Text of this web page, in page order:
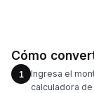
Cómo
1
Ingresa el
calculadora de